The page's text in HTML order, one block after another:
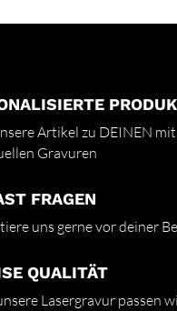
Artikel zu DEINEN
Gravuren
FRAGEN
uns gerne vor deiner
QUALITÄT
Lasergravur passen